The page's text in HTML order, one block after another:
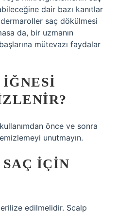
dair bazı kanıtlar
saç dökülmesi
da, bir uzmanın
mütevazı faydalar
önce ve sonra
unutmayın.
IÇIN
edilmelidir. Scalp